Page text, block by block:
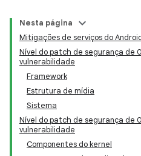
Nesta página
Mitigações de serviços do
Nível do patch de segurança de
vulnerabilidade
Framework
Estrutura de mídia
Sistema
Nível do patch de segurança de
vulnerabilidade
Componentes do kernel